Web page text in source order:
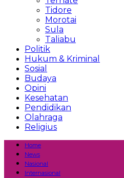
Tidore
Morotai
Sula
Taliabu
Politik
Hukum & Kriminal
Sosial
Budaya
Opini
Kesehatan
Pendidikan
Olahraga
Religius
Home
News
Nasional
Internasional